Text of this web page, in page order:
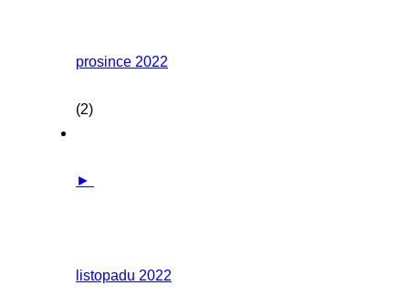
prosince 2022
(2)
►
listopadu 2022